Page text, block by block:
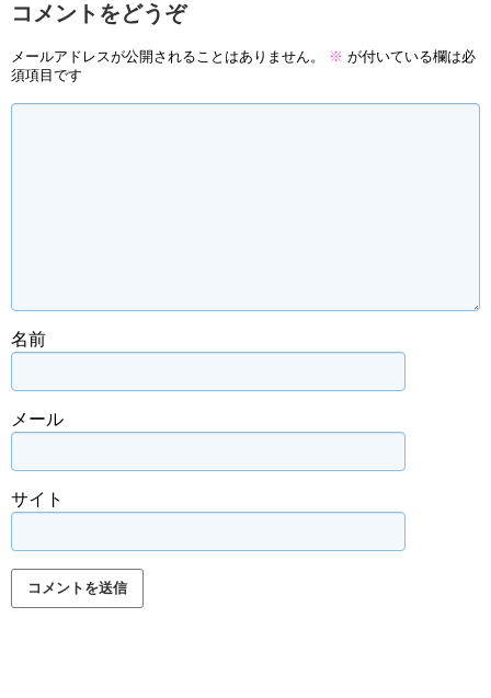
コメントをどうぞ
メールアドレスが公開されることはありません。 ※ が付いている欄は必
須項目です
名前
メール
サイト